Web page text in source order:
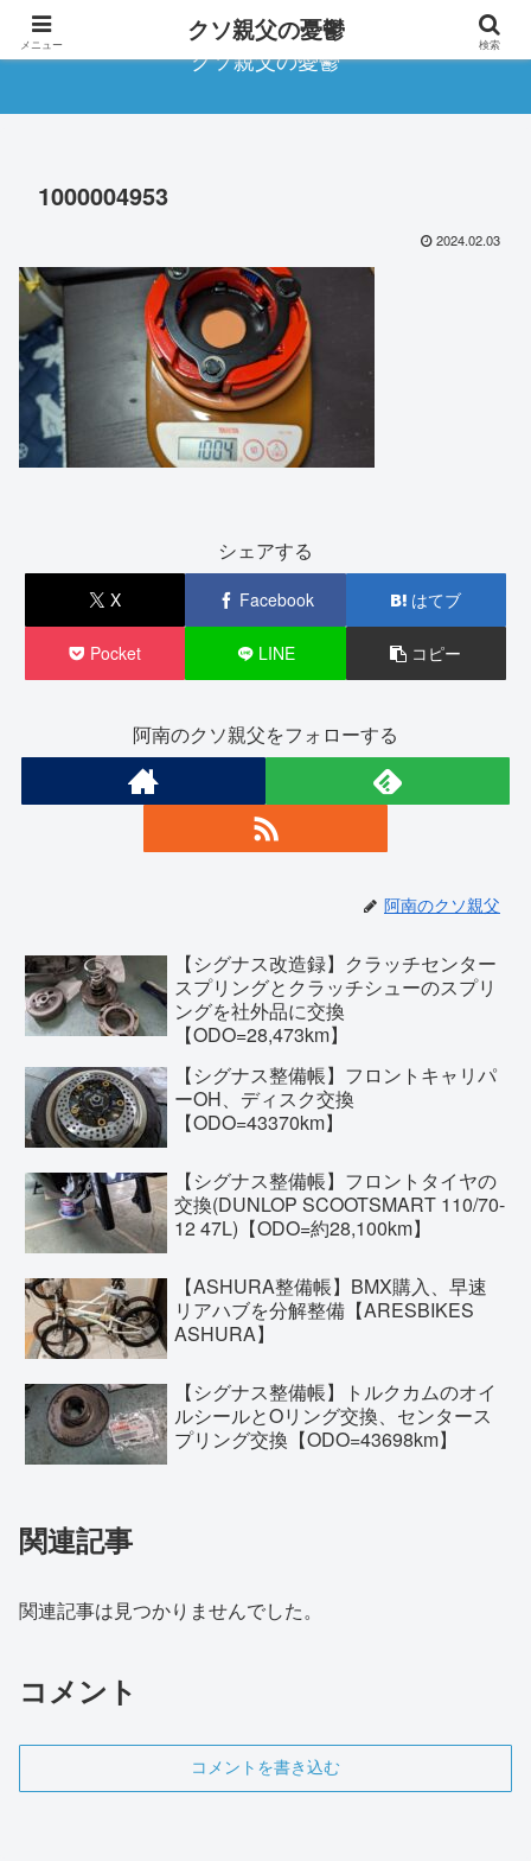
クソ親父の憂鬱
1000004953
2024.02.03
シェアする
X Facebook はてブ
Pocket LINE コピー
阿南のクソ親父をフォローする
阿南のクソ親父
【シグナス改造録】クラッチセンター
スプリングとクラッチシューのスプリ
ングを社外品に交換
【ODO=28,473km】
【シグナス整備帳】フロントキャリパ
ーOH、ディスク交換
【ODO=43370km】
【シグナス整備帳】フロントタイヤの
交換(DUNLOP SCOOTSMART 110/70-
12 47L)【ODO=約28,100km】
【ASHURA整備帳】BMX購入、早速
リアハブを分解整備【ARESBIKES
ASHURA】
【シグナス整備帳】トルクカムのオイ
ルシールとOリング交換、センタース
プリング交換【ODO=43698km】
関連記事
関連記事は見つかりませんでした。
コメント
コメントを書き込む
メニュー クソ親父の憂鬱 検索